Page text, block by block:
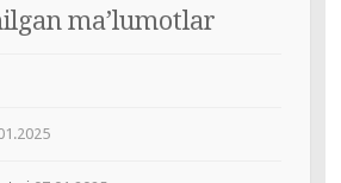
ma’lumotlar